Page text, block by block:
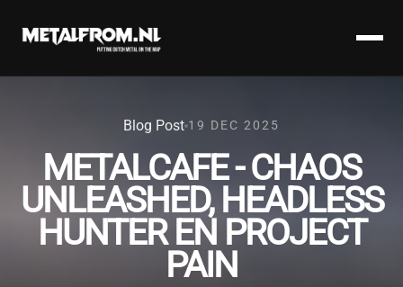
Blog Post 19 DEC 2025
METALCAFE - CHAOS
UNLEASHED, HEADLESS
HUNTER EN PROJECT
PAIN